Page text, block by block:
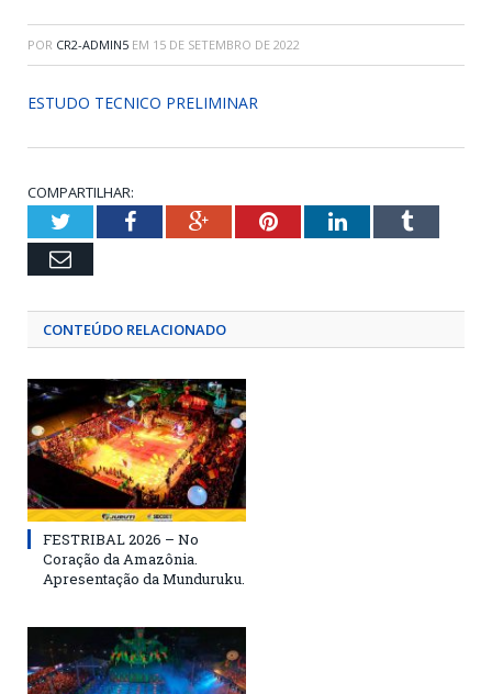
POR CR2-ADMIN5 EM 15 DE SETEMBRO DE 2022
ESTUDO TECNICO PRELIMINAR
COMPARTILHAR:
TwitterFacebookGoogle+PinterestLinkedInTumblr
Email
CONTEÚDO RELACIONADO
FESTRIBAL 2026 – No
Coração da Amazônia.
Apresentação da Munduruku.